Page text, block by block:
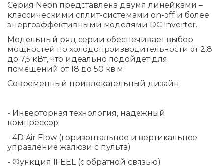
Серия Neon представлена двумя линейками –
классическими сплит-системами on-off и более
энергоэффективными моделями DC Inverter.
Модельный ряд серии обеспечивает выбор
мощностей по холодопроизводительности от 2,8
до 7,5 кВт, что идеально подойдет для
помещений от 18 до 50 кв.м.
Современный привлекательный дизайн
- Инверторная технология, надежный
компрессор
- 4D Air Flow (горизонтальное и вертикальное
управление жалюзи с пульта)
- Функция IFEEL (с обратной связью)